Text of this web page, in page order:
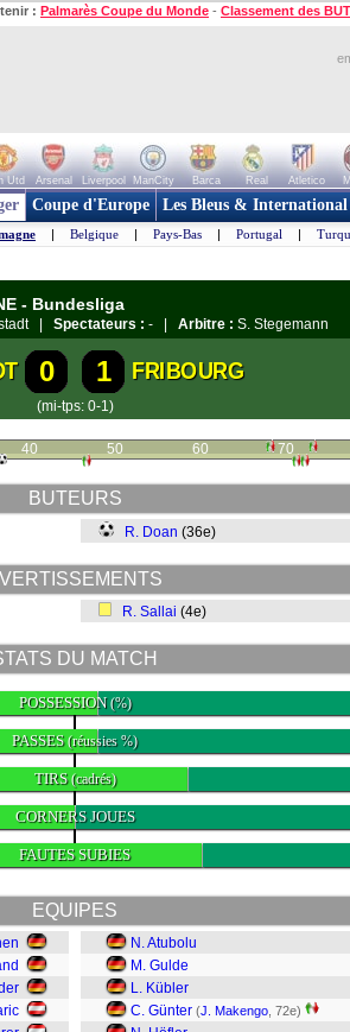
: Palmarès Coupe du Monde - Classement des
Utd Arsenal Liverpool ManCity Barca Real Atletico
Coupe d'Europe Les Bleus & International
| Belgique | Pays-Bas | Portugal |
- Bundesliga
| Spectateurs : - | Arbitre : S. Stegemann
0 1 FRIBOURG
(mi-tps: 0-1)
40 50 60 70
BUTEURS
R. Doan (36e)
R. Sallai (4e)
DU MATCH
POSSESSION(%)
PASSES(réussies %)
TIRS(cadrés)
CORNERS JOUES
FAUTES SUBIES
EQUIPES
N. Atubolu
M. Gulde
L. Kübler
C. Günter (J. Makengo , 72e)